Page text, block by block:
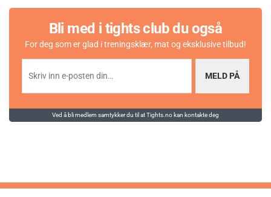
Bli med i tights club du også
For deg som er glad i treningsklær, mat og eksklusive tilbud!
MELD PÅ
Ved å bli medlem samtykker du til at Tights.no kan kontakte deg